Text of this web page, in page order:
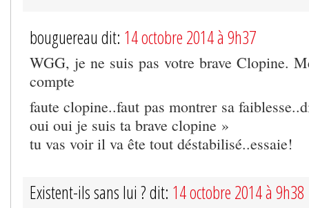
bouguereau dit: 14 octobre 2014 à 9h37
WGG, je ne suis pas votre brave Clopine.
compte
faute clopine..faut pas montrer sa
oui oui je suis ta brave clopine »
tu vas voir il va ête tout déstabilisé..essaie!
Existent-ils sans lui ? dit: 14 octobre 2014 à 9h38